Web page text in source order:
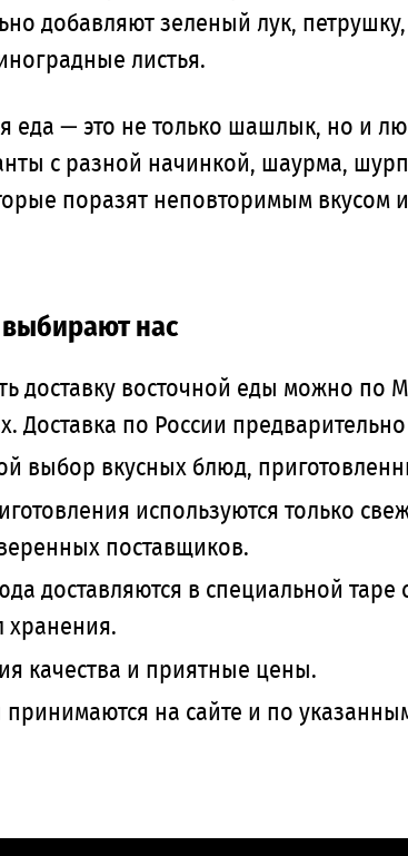
добавляют зеленый лук,
листья.
еда — это не только шашлык, но и
с разной начинкой, шаурма,
поразят неповторимым вкусом
нас
доставку восточной еды можно по
Доставка по России
выбор вкусных блюд,
используются только
поставщиков.
доставляются в специальной
хранения.
качества и приятные цены.
принимаются на сайте и по